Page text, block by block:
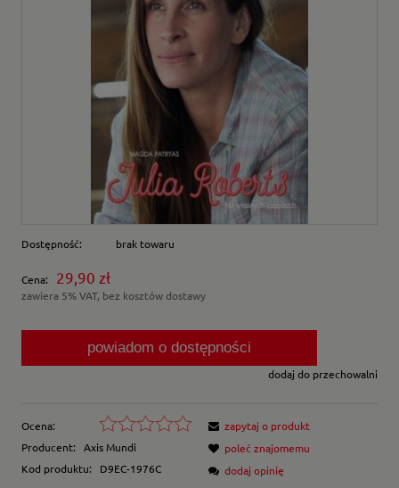
Dostępność: brak towaru
Cena: 29,90 zł
zawiera 5% VAT, bez kosztów dostawy
powiadom o dostępności
dodaj do przechowalni
Ocena:
Producent:
Axis Mundi
Kod produktu:
D9EC-1976C
zapytaj o produkt
poleć znajomemu
dodaj opinię